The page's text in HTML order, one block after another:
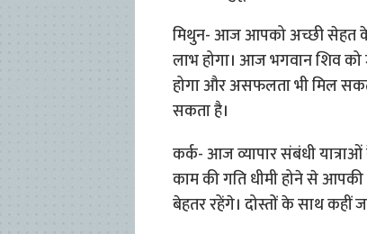
मिथुन- आज आपको अच्छी सेहत
लाभ होगा। आज भगवान शिव
होगा और असफलता भी मिल
सकता है।
कर्क- आज व्यापार संबंधी
काम की गति धीमी होने से
बेहतर रहेंगे। दोस्तों के साथ कहीं